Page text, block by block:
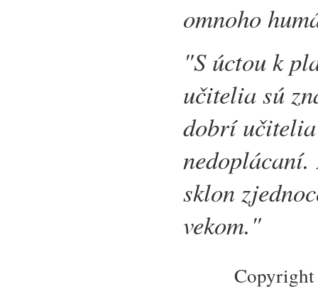
omnoho
"S úctou k
učitelia sú
dobrí učitelia
sklon
vekom."